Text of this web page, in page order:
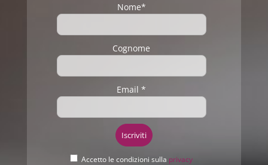
Nome*
Cognome
Email *
Accetto le condizioni sulla privacy